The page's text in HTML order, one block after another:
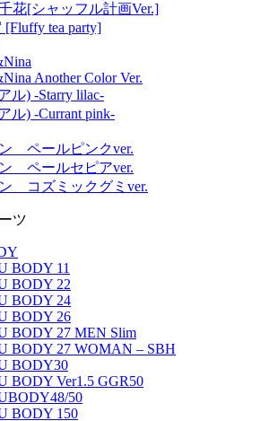
花[シャッフル計画Ver.]
[Fluffy tea party]
Another Color Ver.
ル) -Starry lilac-
ル) -Currant pink-
ペールピンクver.
ペールセピアver.
コズミックグミver.
ツ
BODY 11
BODY 22
BODY 24
BODY 26
BODY 27 MEN Slim
BODY 27 WOMAN – SBH
BODY30
BODY Ver1.5 GGR50
50
BODY 150